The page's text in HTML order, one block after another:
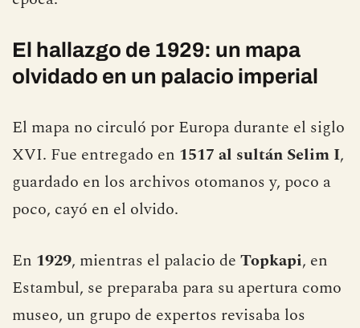
El hallazgo de 1929: un mapa
olvidado en un palacio imperial
El mapa no circuló por Europa durante el siglo
XVI. Fue entregado en 1517 al sultán Selim I,
guardado en los archivos otomanos y, poco a
poco, cayó en el olvido.
En 1929, mientras el palacio de Topkapi, en
Estambul, se preparaba para su apertura como
museo, un grupo de expertos revisaba los